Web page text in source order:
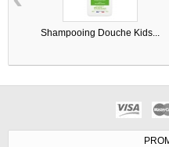
Shampooing Douche Kids...